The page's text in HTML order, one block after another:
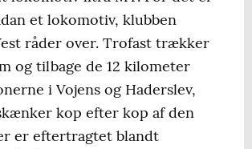
et lokomotiv, klubben
råder over. Trofast trækker
og tilbage de 12 kilometer
i Vojens og Haderslev,
kop efter kop af den
er eftertragtet blandt